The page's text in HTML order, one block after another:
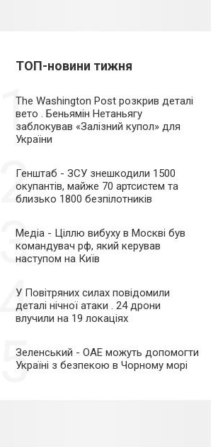
Р Расписание поездов
ТОП-новини тижня
1
The Washington Post розкрив деталі
вето . Беньямін Нетаньягу
заблокував «Залізний купол» для
України
2
Генштаб - ЗСУ знешкодили 1500
окупантів, майже 70 артсистем та
близько 1800 безпілотників
3
Медіа - Ціллю вибуху в Москві був
командувач рф, який керував
наступом на Київ
4
У Повітряних силах повідомили
деталі нічної атаки . 24 дрони
влучили на 19 локаціях
5
Зеленський - ОАЕ можуть допомогти
Україні з безпекою в Чорному морі